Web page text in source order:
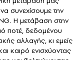
συνεχίσουμε την
H μετάβαση στην
ποτέ, δεδομένου
αλλαγής, κι εμείς
καιρό ενισχύοντας